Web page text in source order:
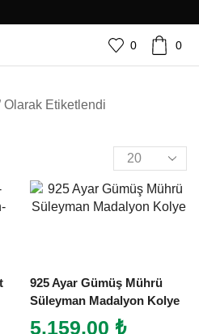
0 0
Olarak Etiketlendi
925 Ayar Gümüş Mührü
Süleyman Madalyon Kolye
5.159,00 ₺